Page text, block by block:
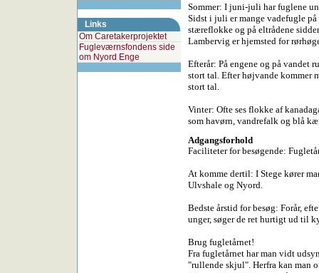
Links
Om Caretakerprojektet
Fugleværnsfondens side
om Nyord Enge
Sommer: I juni-juli har fuglene
Sidst i juli er mange vadefugle
stæreflokke og på eltrådene
Lambervig er hjemsted for
Efterår: På engene og på vandet
stort tal. Efter højvande kommer
stort tal.
Vinter: Ofte ses flokke af
som havørn, vandrefalk og blå
Adgangsforhold
Faciliteter for besøgende:
At komme dertil: I Stege kører
Ulvshale og Nyord.
Bedste årstid for besøg: Forår,
unger, søger de ret hurtigt ud til
Brug fugletårnet!
Fra fugletårnet har man vidt
"rullende skjul". Herfra kan man